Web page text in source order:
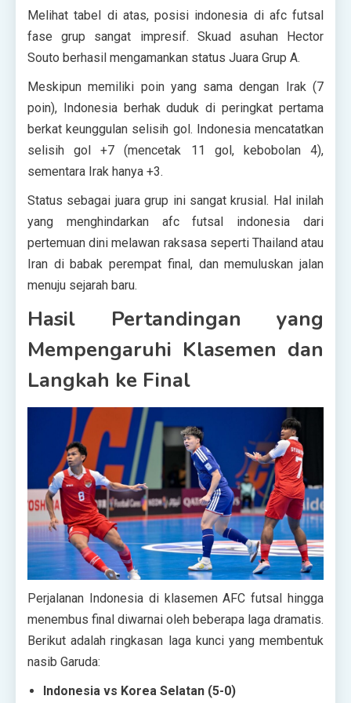
Melihat tabel di atas, posisi indonesia di afc futsal
fase grup sangat impresif. Skuad asuhan Hector
Souto berhasil mengamankan status Juara Grup A.
Meskipun memiliki poin yang sama dengan Irak (7
poin), Indonesia berhak duduk di peringkat pertama
berkat keunggulan selisih gol. Indonesia mencatatkan
selisih gol +7 (mencetak 11 gol, kebobolan 4),
sementara Irak hanya +3.
Status sebagai juara grup ini sangat krusial. Hal inilah
yang menghindarkan afc futsal indonesia dari
pertemuan dini melawan raksasa seperti Thailand atau
Iran di babak perempat final, dan memuluskan jalan
menuju sejarah baru.
Hasil Pertandingan yang
Mempengaruhi Klasemen dan
Langkah ke Final
Perjalanan Indonesia di klasemen AFC futsal hingga
menembus final diwarnai oleh beberapa laga dramatis.
Berikut adalah ringkasan laga kunci yang membentuk
nasib Garuda:
Indonesia vs Korea Selatan (5-0)